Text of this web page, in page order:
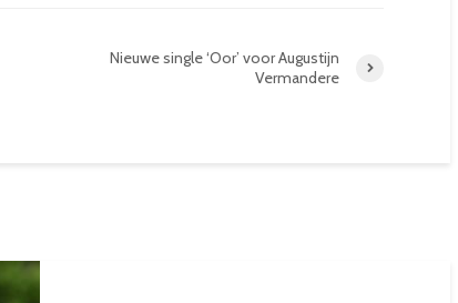
Nieuwe single ‘Oor’ voor Augustijn
Vermandere